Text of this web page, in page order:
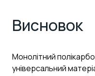
Висновок
Монолітний
універсальний